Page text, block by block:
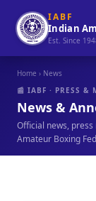
IABF
Est. Since
Home › News
📰 IABF · PRESS &
News &
Official news,
Amateur Boxing